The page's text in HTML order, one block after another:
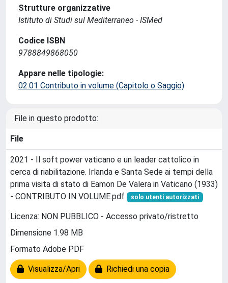
Strutture organizzative
Istituto di Studi sul Mediterraneo - ISMed
Codice ISBN
9788849868050
Appare nelle tipologie:
02.01 Contributo in volume (Capitolo o Saggio)
File in questo prodotto:
File
2021 - Il soft power vaticano e un leader cattolico in
cerca di riabilitazione. Irlanda e Santa Sede ai tempi della
prima visita di stato di Eamon De Valera in Vaticano (1933)
- CONTRIBUTO IN VOLUME.pdf
solo utenti autorizzati
Licenza: NON PUBBLICO - Accesso privato/ristretto
Dimensione 1.98 MB
Formato Adobe PDF
Visualizza/Apri Richiedi una copia